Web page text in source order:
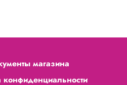
магазина
конфиденциальности